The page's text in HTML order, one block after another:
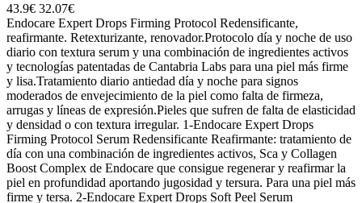
43.9€ 32.07€
Endocare Expert Drops Firming Protocol Redensificante,
reafirmante. Retexturizante, renovador.Protocolo día y noche de uso
diario con textura serum y una combinación de ingredientes activos
y tecnologías patentadas de Cantabria Labs para una piel más firme
y lisa.Tratamiento diario antiedad día y noche para signos
moderados de envejecimiento de la piel como falta de firmeza,
arrugas y líneas de expresión.Pieles que sufren de falta de elasticidad
y densidad o con textura irregular. 1-Endocare Expert Drops
Firming Protocol Serum Redensificante Reafirmante: tratamiento de
día con una combinación de ingredientes activos, Sca y Collagen
Boost Complex de Endocare que consigue regenerar y reafirmar la
piel en profundidad aportando jugosidad y tersura. Para una piel más
firme y tersa. 2-Endocare Expert Drops Soft Peel Serum